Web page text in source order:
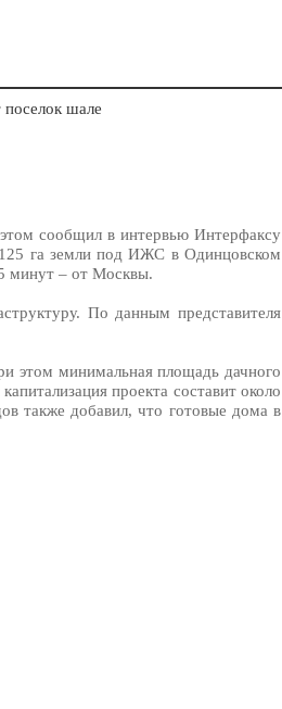
шале
сообщил в интервью Интерфаксу
125 га земли под ИЖС в Одинцовском
минут – от Москвы.
По данным представителя
этом минимальная площадь дачного
проекта составит около
также добавил, что готовые дома в